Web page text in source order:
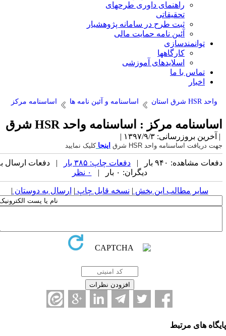
راهنمای داوری طرحهای
تحقیقاتی
ثبت طرح در سامانه پژوهشیار
آئین نامه حمایت مالی
توانمندسازی
کارگاهها
اسلایدهای آموزشی
تماس با ما
اخبار
واحد HSR شرق استان اساسنامه و آئین نامه ها اساسنامه مرکز
اساسنامه مرکز : اساسنامه واحد HSR شرق
| آخرین بروزرسانی: ۱۳۹۷/۹/۳ |
جهت دریافت اساسنامه واحد HSR شرق اینجا کلیک نمایید
دفعات مشاهده: ۹۴۰ بار | دفعات چاپ: ۳۸۵ بار
| دفعات ارسال
دیگران: ۰ بار |
۰ نظر
سایر مطالب این بخش | نسخه قابل چاپ | ارسال به دوستان
های مرتبط